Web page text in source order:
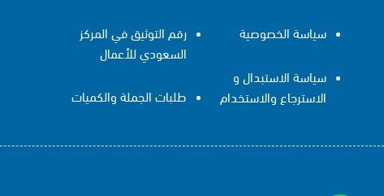
سياسة الخصوصية
سياسة الاستبدال و
الاسترجاع والاستخدام
رقم التوثيق في المركز
السعودي للأعمال
طلبات الجملة والكميات